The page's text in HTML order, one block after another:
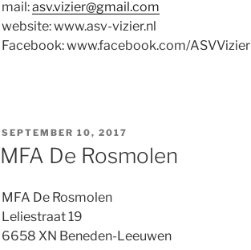
mail:asv.vizier@gmail.com
website: www.asv-vizier.nl
Facebook: www.facebook.com/ASVVizier
GEPLAATST
OP
SEPTEMBER 10, 2017
MFA De Rosmolen
MFA De Rosmolen
Leliestraat 19
6658 XN Beneden-Leeuwen